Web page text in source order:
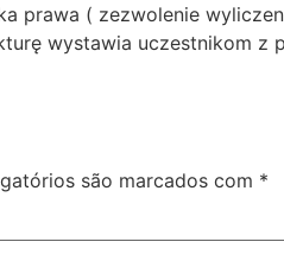
prawa ( zezwolenie
wystawia uczestnikom z
são marcados com *